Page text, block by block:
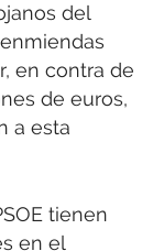
del
en contra de
de euros,
a esta
tienen
en el